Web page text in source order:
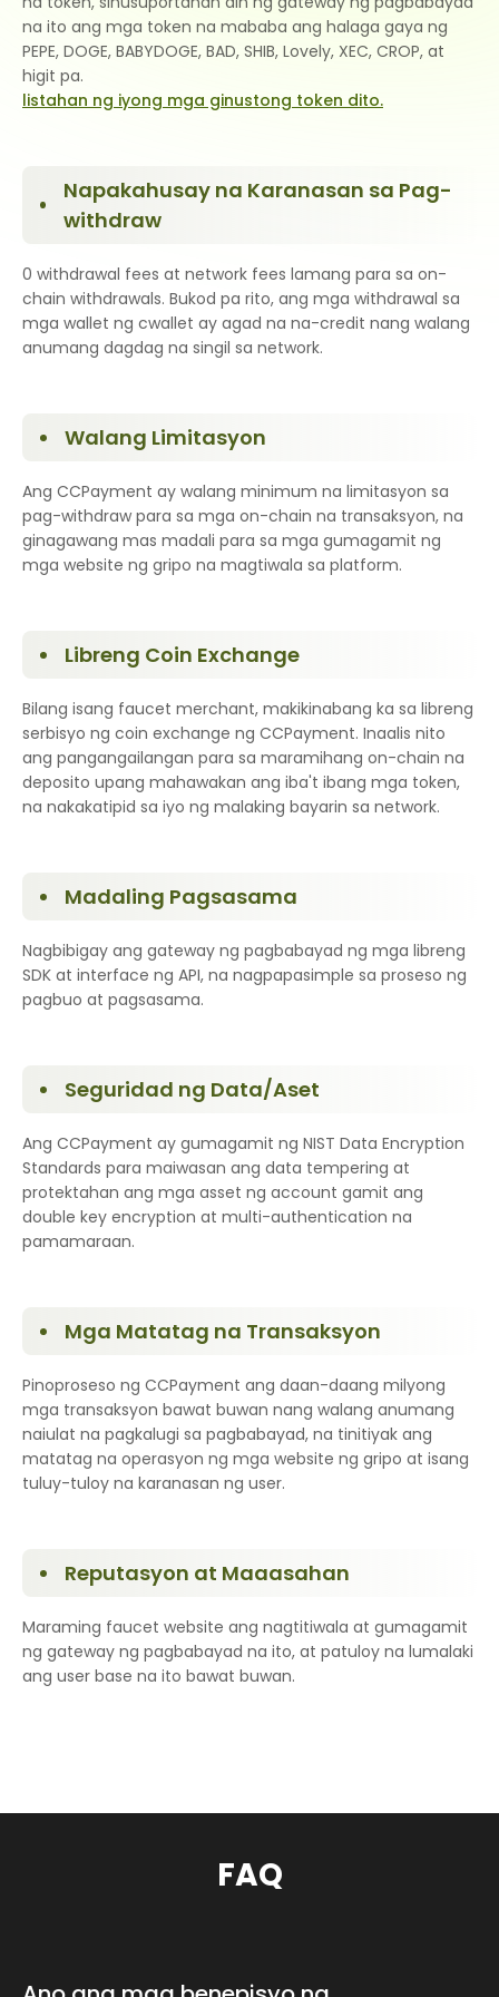
na ito ang mga token na mababa ang halaga gaya ng
PEPE, DOGE, BABYDOGE, BAD, SHIB, Lovely, XEC, CROP, at
higit pa.
listahan ng iyong mga ginustong token dito.
Napakahusay na Karanasan sa Pag-
withdraw
0 withdrawal fees at network fees lamang para sa on-
chain withdrawals. Bukod pa rito, ang mga withdrawal sa
mga wallet ng cwallet ay agad na na-credit nang walang
anumang dagdag na singil sa network.
Walang Limitasyon
Ang CCPayment ay walang minimum na limitasyon sa
pag-withdraw para sa mga on-chain na transaksyon, na
ginagawang mas madali para sa mga gumagamit ng
mga website ng gripo na magtiwala sa platform.
Libreng Coin Exchange
Bilang isang faucet merchant, makikinabang ka sa libreng
serbisyo ng coin exchange ng CCPayment. Inaalis nito
ang pangangailangan para sa maramihang on-chain na
deposito upang mahawakan ang iba't ibang mga token,
na nakakatipid sa iyo ng malaking bayarin sa network.
Madaling Pagsasama
Nagbibigay ang gateway ng pagbabayad ng mga libreng
SDK at interface ng API, na nagpapasimple sa proseso ng
pagbuo at pagsasama.
Seguridad ng Data/Aset
Ang CCPayment ay gumagamit ng NIST Data Encryption
Standards para maiwasan ang data tempering at
protektahan ang mga asset ng account gamit ang
double key encryption at multi-authentication na
pamamaraan.
Mga Matatag na Transaksyon
Pinoproseso ng CCPayment ang daan-daang milyong
mga transaksyon bawat buwan nang walang anumang
naiulat na pagkalugi sa pagbabayad, na tinitiyak ang
matatag na operasyon ng mga website ng gripo at isang
tuluy-tuloy na karanasan ng user.
Reputasyon at Maaasahan
Maraming faucet website ang nagtitiwala at gumagamit
ng gateway ng pagbabayad na ito, at patuloy na lumalaki
ang user base na ito bawat buwan.
FAQ